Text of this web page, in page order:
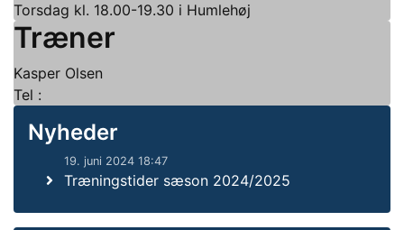
Torsdag kl. 18.00-19.30 i Humlehøj
Træner
Kasper Olsen
Tel :
Nyheder
19. juni 2024 18:47
Træningstider sæson 2024/2025